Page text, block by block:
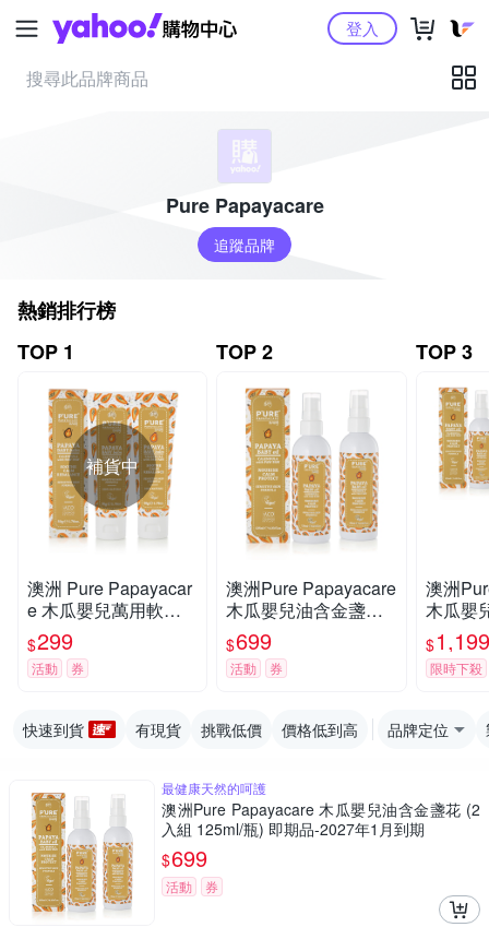
Yahoo購物中心登入
Pure Papayacare
追蹤品牌
熱銷排行榜
TOP 1
補貨中
澳洲 Pure Papayacar
e 木瓜嬰兒萬用軟膏
含金盞花(2入組 50g/
條) 即期品-2026年8月
16日到期
$299
活動 券
TOP 2
澳洲Pure Papayacare
木瓜嬰兒油含金盞花
(2入組 125ml/瓶) 即期
品-2027年1月到期
$699
活動 券
TOP 3
澳洲
木瓜嬰
(4入組
$1,199
限時下殺
快速到貨 有現貨 挑戰低價 價格低到高 品牌定位
最健康天然的呵護
澳洲Pure Papayacare 木瓜嬰兒油含金盞花 (2
入組 125ml/瓶) 即期品-2027年1月到期
$699
活動 券